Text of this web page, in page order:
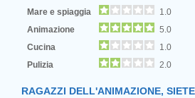
Mare e spiaggia
1.0
Animazione
5.0
Cucina
1.0
Pulizia
2.0
RAGAZZI DELL'ANIMAZIONE,